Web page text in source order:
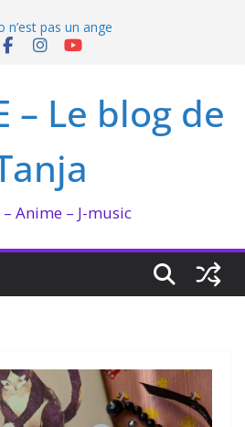
n’est pas un ange
BEE enflamme le Bataclan
love de Zeniko Sumiya
– Le blog de
Anime – J-music